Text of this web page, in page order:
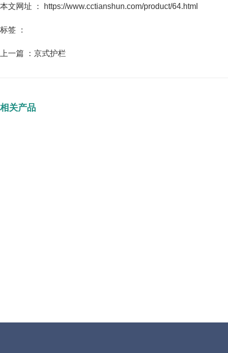
本文网址 ： https://www.cctianshun.com/product/64.html
标签 ：
上一篇 ： 京式护栏
相关产品